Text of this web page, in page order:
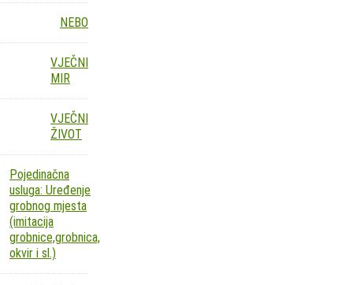
NEBO
VJEČNI
MIR
VJEČNI
ŽIVOT
Pojedinačna
usluga: Uređenje
grobnog mjesta
(imitacija
grobnice,grobnica,
okvir i sl.)